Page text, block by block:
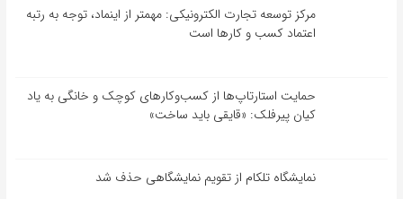
مرکز توسعه تجارت الکترونیکی: مهمتر از اینماد، توجه به رتبه
اعتماد کسب و کارها است
حمایت استارتاپ‌ها از کسب‌وکارهای کوچک و خانگی به یاد
کیان پیرفلک: «قایقی باید ساخت»
نمایشگاه تلکام از تقویم نمایشگاهی حذف شد